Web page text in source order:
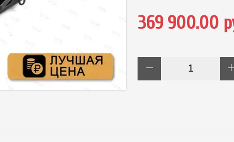
369 900.00